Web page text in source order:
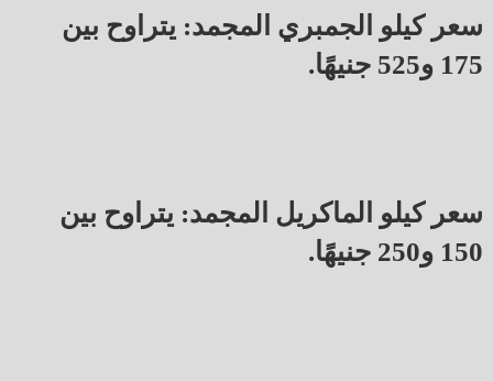
سعر كيلو الجمبري المجمد: يتراوح بين
175 و525 جنيهًا.
سعر كيلو الماكريل المجمد: يتراوح بين
150 و250 جنيهًا.